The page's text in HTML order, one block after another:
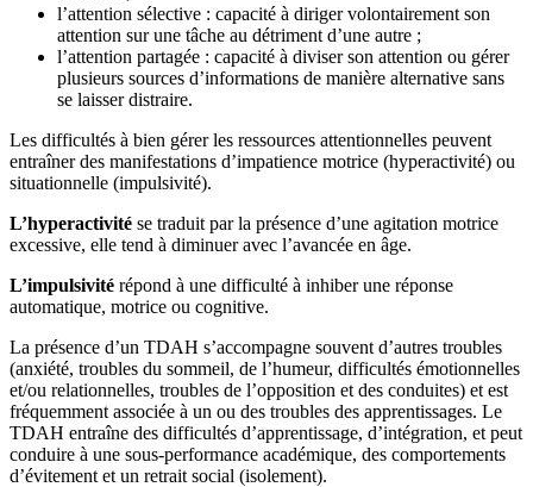
l’attention sélective : capacité à diriger volontairement son
attention sur une tâche au détriment d’une autre ;
l’attention partagée : capacité à diviser son attention ou gérer
plusieurs sources d’informations de manière alternative sans
se laisser distraire.
Les difficultés à bien gérer les ressources attentionnelles peuvent
entraîner des manifestations d’impatience motrice (hyperactivité) ou
situationnelle (impulsivité).
L’hyperactivité se traduit par la présence d’une agitation motrice
excessive, elle tend à diminuer avec l’avancée en âge.
L’impulsivité répond à une difficulté à inhiber une réponse
automatique, motrice ou cognitive.
La présence d’un TDAH s’accompagne souvent d’autres troubles
(anxiété, troubles du sommeil, de l’humeur, difficultés émotionnelles
et/ou relationnelles, troubles de l’opposition et des conduites) et est
fréquemment associée à un ou des troubles des apprentissages. Le
TDAH entraîne des difficultés d’apprentissage, d’intégration, et peut
conduire à une sous-performance académique, des comportements
d’évitement et un retrait social (isolement).